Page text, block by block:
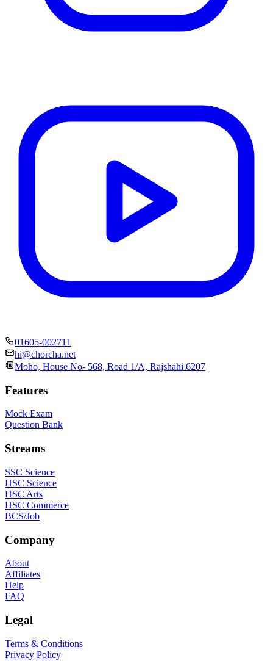
01605-002711
hi@chorcha.net
Moho, House No- 568, Road 1/A, Rajshahi 6207
Features
Mock Exam
Question Bank
Streams
SSC Science
HSC Science
HSC Arts
HSC Commerce
BCS/Job
Company
About
Affiliates
Help
FAQ
Legal
Terms & Conditions
Privacy Policy